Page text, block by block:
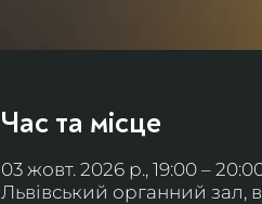
Час та місце
03 жовт. 2026 р., 19:00 –
Львівський органний зал,